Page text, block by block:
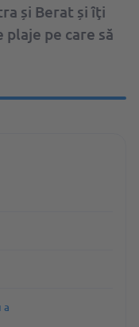
și Berat și ȋţi
plaje pe care să
a